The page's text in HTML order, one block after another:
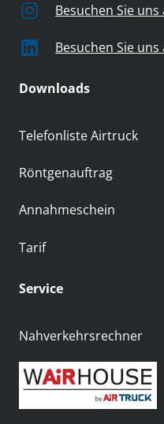
Besuchen Sie
Besuchen Sie
Downloads
Telefonliste Airtruck
Röntgenauftrag
Annahmeschein
Tarif
Service
Nahverkehrsrechner